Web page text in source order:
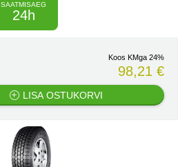
SAATMISAEG
24h
Koos KMga 24%
98,21 €
LISA OSTUKORVI